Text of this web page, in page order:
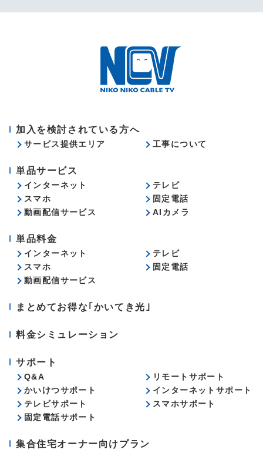
加入を検討されている方へ
サービス提供エリア 工事について
単品サービス
インターネット
テレビ
スマホ
固定電話
動画配信サービス
AIカメラ
単品料金
インターネット
テレビ
スマホ
固定電話
動画配信サービス
まとめてお得な｢かいてき光｣
料金シミュレーション
サポート
Q&A
リモートサポート
かいけつサポート
インターネットサポート
テレビサポート
スマホサポート
固定電話サポート
集合住宅オーナー向けプラン